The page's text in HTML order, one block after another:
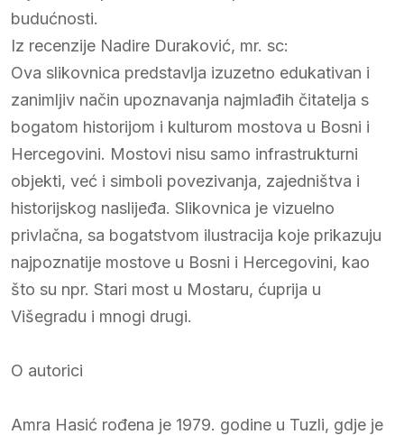
budućnosti.
Iz recenzije Nadire Duraković, mr. sc:
Ova slikovnica predstavlja izuzetno edukativan i
zanimljiv način upoznavanja najmlađih čitatelja s
bogatom historijom i kulturom mostova u Bosni i
Hercegovini. Mostovi nisu samo infrastrukturni
objekti, već i simboli povezivanja, zajedništva i
historijskog naslijeđa. Slikovnica je vizuelno
privlačna, sa bogatstvom ilustracija koje prikazuju
najpoznatije mostove u Bosni i Hercegovini, kao
što su npr. Stari most u Mostaru, ćuprija u
Višegradu i mnogi drugi.
O autorici
Amra Hasić rođena je 1979. godine u Tuzli, gdje je